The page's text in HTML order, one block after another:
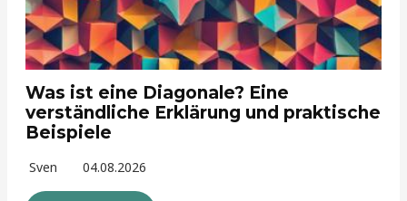
Was ist eine Diagonale? Eine
verständliche Erklärung und praktische
Beispiele
Sven 04.08.2026